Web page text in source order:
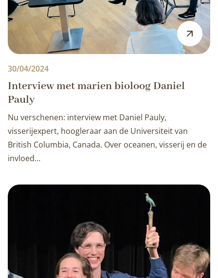
30/04/2024
Interview met marien bioloog Daniel
Pauly
Nu verschenen: interview met Daniel Pauly,
visserijexpert, hoogleraar aan de Universiteit van
British Columbia, Canada. Over oceanen, visserij en de
invloed…